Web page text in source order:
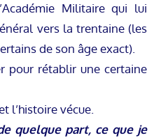
Militaire qui lui
vers la trentaine (les
de son âge exact).
pour rétablir une certaine
l’histoire vécue.
quelque part, ce que je